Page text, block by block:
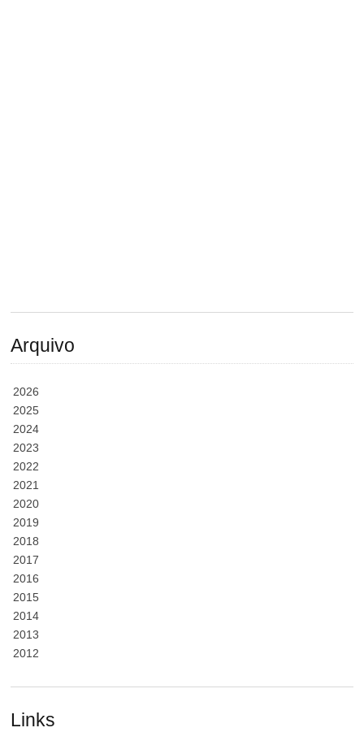
Arquivo
2026
2025
2024
2023
2022
2021
2020
2019
2018
2017
2016
2015
2014
2013
2012
Links